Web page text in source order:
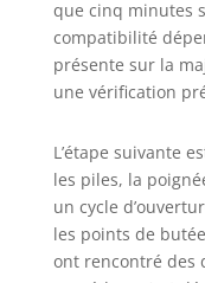
que cinq minutes
compatibilité
présente sur la
une vérification
L’étape suivante
les piles, la
un cycle
les points de
ont rencontré des